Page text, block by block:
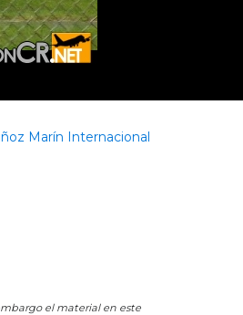
Marín Internacional
el material en este